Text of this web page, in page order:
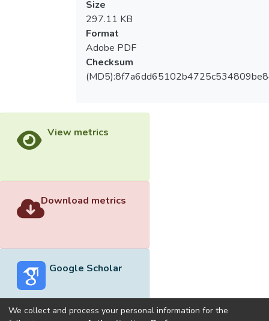
Size
297.11 KB
Format
Adobe PDF
Checksum
View metrics
Download metrics
Google Scholar
We collect and process your personal information for the